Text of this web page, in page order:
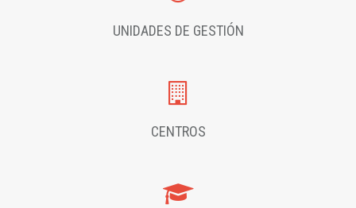
UNIDADES DE GESTIÓN
CENTROS